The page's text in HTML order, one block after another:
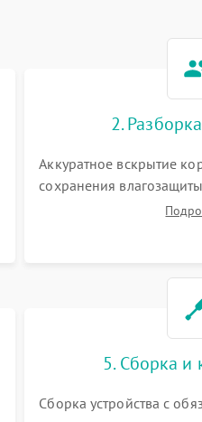
2.
Аккуратное вскрытие
сохранения
питания и дисплея.
5. Сборка и
Сборка устройства с